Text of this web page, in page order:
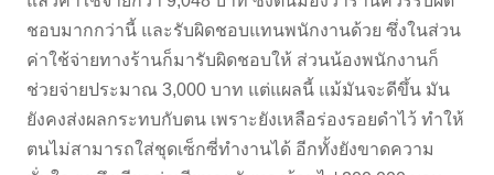
ชอบมากกว่านี้ และรับผิดชอบแทนพนักงานด้วย ซึ่งในส่วน
ค่าใช้จ่ายทางร้านก็มารับผิดชอบให้ ส่วนน้องพนักงานก็
ช่วยจ่ายประมาณ 3,000 บาท แต่แผลนี้ แม้มันจะดีขึ้น มัน
ยังคงส่งผลกระทบกับตน เพราะยังเหลือร่องรอยดำไว้ ทำให้
ตนไม่สามารถใส่ชุดเซ็กซี่ทำงานได้ อีกทั้งยังขาดความ